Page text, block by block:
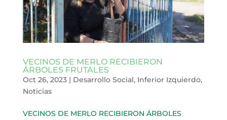
VECINOS DE MERLO RECIBIERON
ÁRBOLES FRUTALES
Oct 26, 2023| Desarrollo Social, Inferior Izquierdo,
Noticias
VECINOS DE MERLO RECIBIERON ÁRBOLES